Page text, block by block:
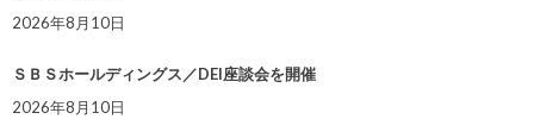
2026年8月10日
ＳＢＳホールディングス／DEI座談会を開催
2026年8月10日